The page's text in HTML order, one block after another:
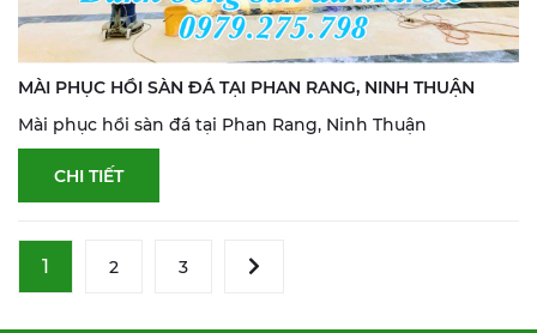
MÀI PHỤC HỒI SÀN ĐÁ TẠI PHAN RANG, NINH THUẬN
Mài phục hồi sàn đá tại Phan Rang, Ninh Thuận
CHI TIẾT
1 2 3